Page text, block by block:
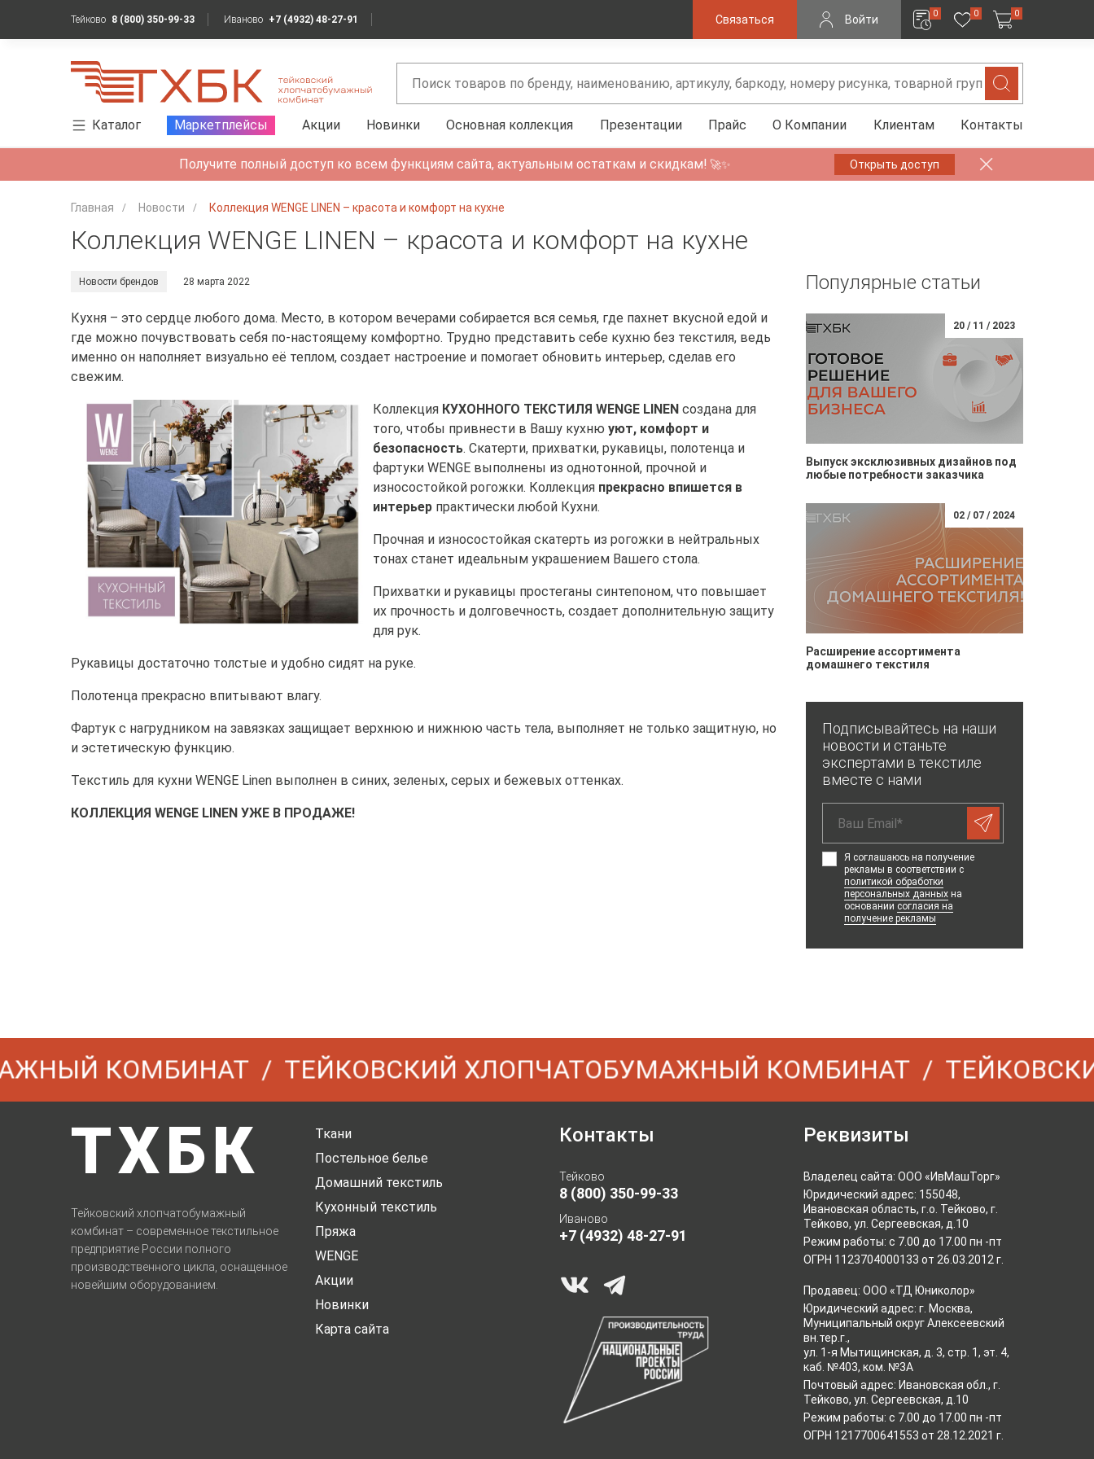
Тейково 8 (800) 350-99-33 Иваново +7 (4932) 48-27-91 Связаться Войти 0 0 0
Каталог Маркетплейсы Акции Новинки Основная коллекция Презентации Прайс О Компании Клиентам Контакты
Получите полный доступ ко всем функциям сайта, актуальным остаткам и скидкам! 🚀✨ Открыть доступ
Главная Новости Коллекция WENGE LINEN – красота и комфорт на кухне
Коллекция WENGE LINEN – красота и комфорт на кухне
Новости брендов 28 марта 2022
Кухня – это сердце любого дома. Место, в котором вечерами собирается вся семья, где пахнет вкусной едой и
где можно почувствовать себя по-настоящему комфортно. Трудно представить себе кухню без текстиля, ведь
именно он наполняет визуально её теплом, создает настроение и помогает обновить интерьер, сделав его
свежим.
Коллекция КУХОННОГО ТЕКСТИЛЯ WENGE LINEN создана для
того, чтобы привнести в Вашу кухню уют, комфорт и
безопасность. Скатерти, прихватки, рукавицы, полотенца и
фартуки WENGE выполнены из однотонной, прочной и
износостойкой рогожки. Коллекция прекрасно впишется в
интерьер практически любой Кухни.
Прочная и износостойкая скатерть из рогожки в нейтральных
тонах станет идеальным украшением Вашего стола.
Прихватки и рукавицы простеганы синтепоном, что повышает
их прочность и долговечность, создает дополнительную защиту
для рук.
Рукавицы достаточно толстые и удобно сидят на руке.
Полотенца прекрасно впитывают влагу.
Фартук с нагрудником на завязках защищает верхнюю и нижнюю часть тела, выполняет не только защитную, но
и эстетическую функцию.
Текстиль для кухни WENGE Linen выполнен в синих, зеленых, серых и бежевых оттенках.
КОЛЛЕКЦИЯ WENGE LINEN УЖЕ В ПРОДАЖЕ!
Популярные статьи
20 / 11 / 2023
Выпуск эксклюзивных дизайнов под
любые потребности заказчика
02 / 07 / 2024
Расширение ассортимента
домашнего текстиля
Подписывайтесь на наши
новости и станьте
экспертами в текстиле
вместе с нами
Я соглашаюсь на получение
рекламы в соответствии с
политикой обработки
персональных данных на
основании согласия на
получение рекламы
КОМБИНАТ ТЕЙКОВСКИЙ ХЛОПЧАТОБУМАЖНЫЙ КОМБИНАТ
ТХБК
Тейковский хлопчатобумажный
комбинат – современное текстильное
предприятие России полного
производственного цикла, оснащенное
новейшим оборудованием.
Ткани
Постельное белье
Домашний текстиль
Кухонный текстиль
Пряжа
WENGE
Акции
Новинки
Карта сайта
Контакты
Тейково
8 (800) 350-99-33
Иваново
+7 (4932) 48-27-91
Реквизиты
Владелец сайта: ООО «ИвМашТорг»
Юридический адрес: 155048,
Ивановская область, г.о. Тейково, г.
Тейково, ул. Сергеевская, д.10
Режим работы: с 7.00 до 17.00 пн -пт
ОГРН 1123704000133 от 26.03.2012 г.
Продавец: ООО «ТД Юниколор»
Юридический адрес: г. Москва,
Муниципальный округ Алексеевский
вн.тер.г.,
ул. 1-я Мытищинская, д. 3, стр. 1, эт. 4,
каб. №403, ком. №3А
Почтовый адрес: Ивановская обл., г.
Тейково, ул. Сергеевская, д.10
Режим работы: с 7.00 до 17.00 пн -пт
ОГРН 1217700641553 от 28.12.2021 г.